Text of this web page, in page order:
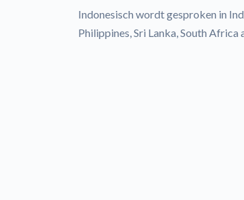
Indonesisch wordt gesproken in
Philippines, Sri Lanka, South Africa